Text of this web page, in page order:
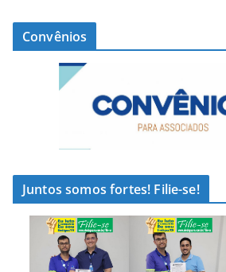
Convênios
Juntos somos fortes! Filie-se!